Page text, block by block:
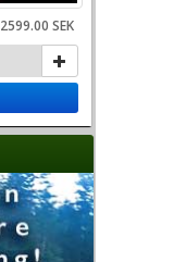
2599.00 SEK